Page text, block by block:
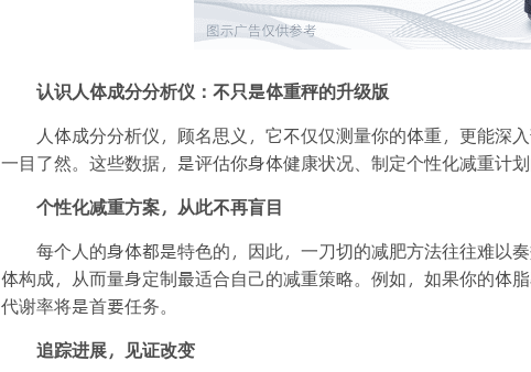
认识人体成分分析仪：不只是体重秤的升级版
人体成分分析仪，顾名思义，它不仅仅测量你的体重，更能深
一目了然。这些数据，是评估你身体健康状况、制定个性化减重计划
个性化减重方案，从此不再盲目
每个人的身体都是特色的，因此，一刀切的减肥方法往往难以
体构成，从而量身定制最适合自己的减重策略。例如，如果你的体
代谢率将是首要任务。
追踪进展，见证改变